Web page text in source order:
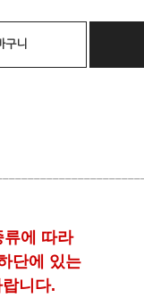
구니
류에 따라
단에 있는
니다.